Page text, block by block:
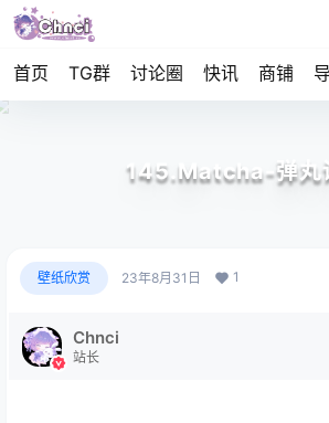
首页 TG群 讨论圈 快讯 商铺
145.Matcha-弹丸
壁纸欣赏 23年8月31日 1
Chnci
站长